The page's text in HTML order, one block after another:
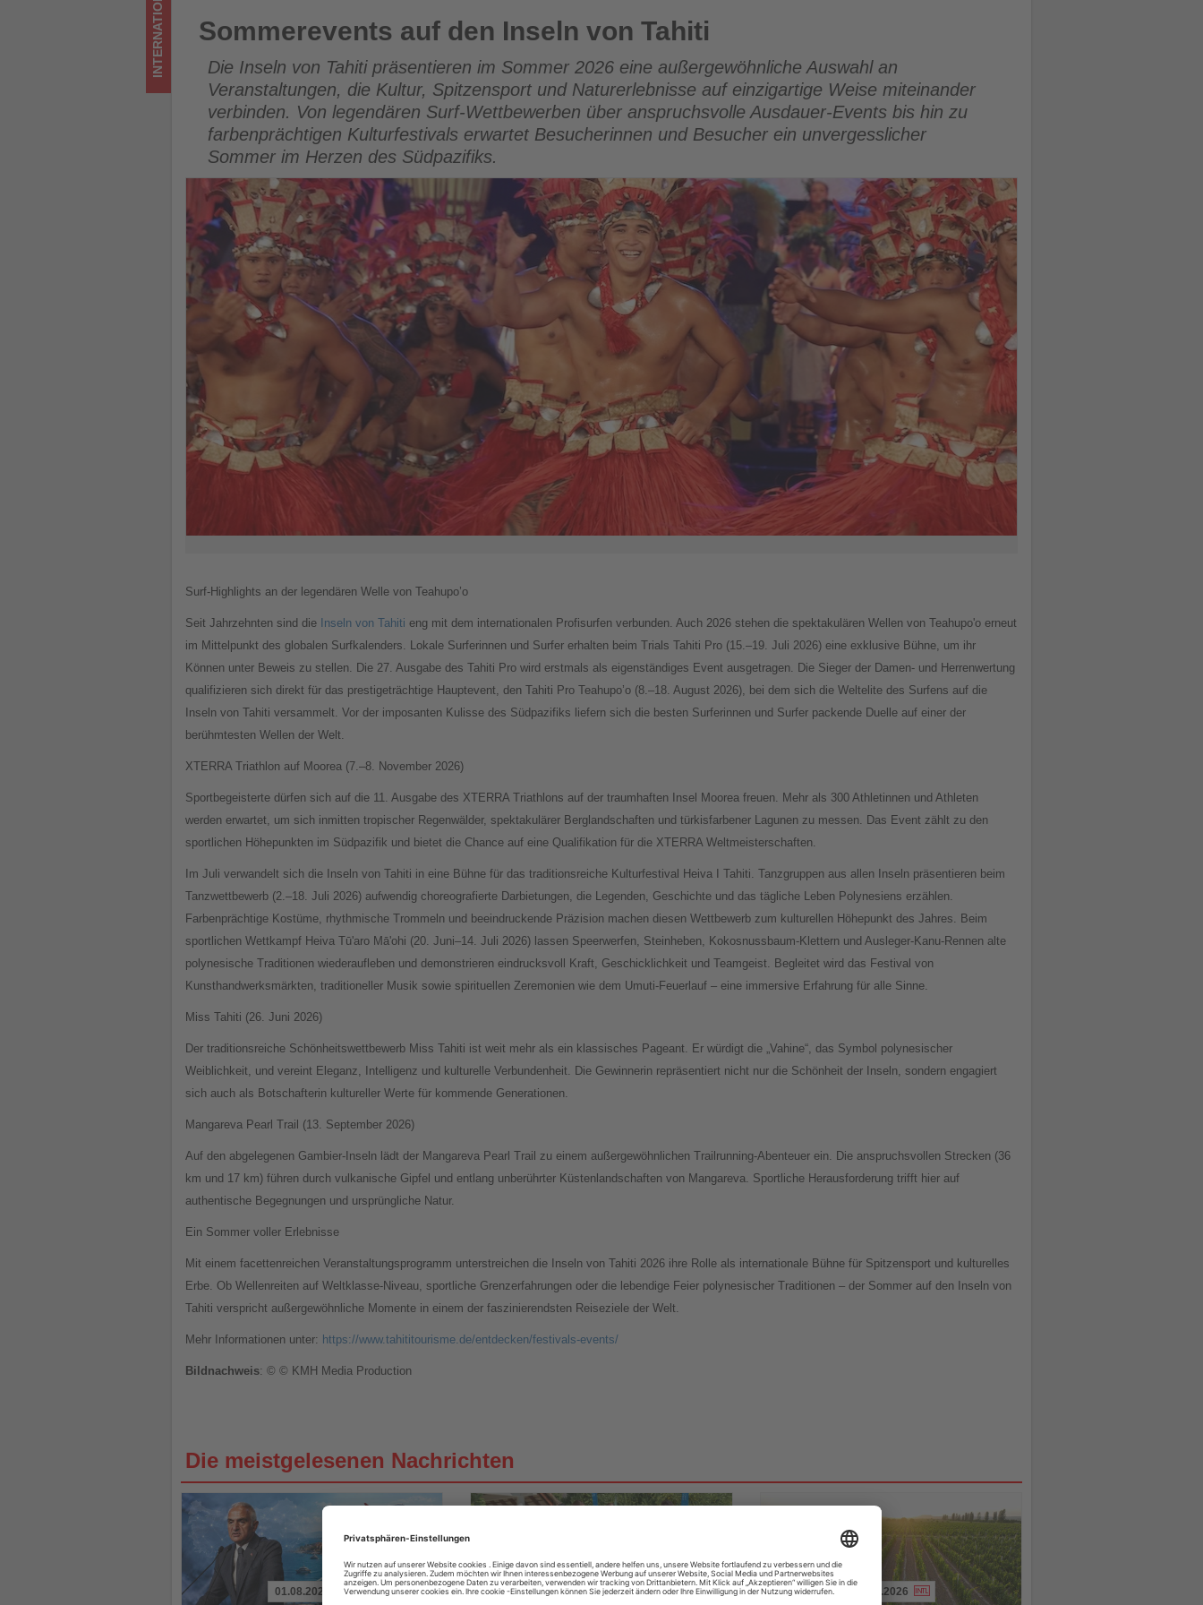
Sommerevents auf den Inseln von Tahiti
INTERNATIONAL Sommerevents auf den Inseln von Tahiti
Die Inseln von Tahiti präsentieren im Sommer 2026 eine außergewöhnliche Auswahl an
Veranstaltungen, die Kultur, Spitzensport und Naturerlebnisse auf einzigartige Weise miteinander
verbinden. Von legendären Surf-Wettbewerben über anspruchsvolle Ausdauer-Events bis hin zu
farbenprächtigen Kulturfestivals erwartet Besucherinnen und Besucher ein unvergesslicher
Sommer im Herzen des Südpazifiks.
Surf-Highlights an der legendären Welle von Teahupo’o
Seit Jahrzehnten sind die Inseln von Tahiti eng mit dem internationalen Profisurfen verbunden. Auch 2026 stehen die spektakulären Wellen von Teahupo'o erneut
im Mittelpunkt des globalen Surfkalenders. Lokale Surferinnen und Surfer erhalten beim Trials Tahiti Pro (15.–19. Juli 2026) eine exklusive Bühne, um ihr
Können unter Beweis zu stellen. Die 27. Ausgabe des Tahiti Pro wird erstmals als eigenständiges Event ausgetragen. Die Sieger der Damen- und Herrenwertung
qualifizieren sich direkt für das prestigeträchtige Hauptevent, den Tahiti Pro Teahupo’o (8.–18. August 2026), bei dem sich die Weltelite des Surfens auf die
Inseln von Tahiti versammelt. Vor der imposanten Kulisse des Südpazifiks liefern sich die besten Surferinnen und Surfer packende Duelle auf einer der
berühmtesten Wellen der Welt.
XTERRA Triathlon auf Moorea (7.–8. November 2026)
Sportbegeisterte dürfen sich auf die 11. Ausgabe des XTERRA Triathlons auf der traumhaften Insel Moorea freuen. Mehr als 300 Athletinnen und Athleten
werden erwartet, um sich inmitten tropischer Regenwälder, spektakulärer Berglandschaften und türkisfarbener Lagunen zu messen. Das Event zählt zu den
sportlichen Höhepunkten im Südpazifik und bietet die Chance auf eine Qualifikation für die XTERRA Weltmeisterschaften.
Im Juli verwandelt sich die Inseln von Tahiti in eine Bühne für das traditionsreiche Kulturfestival Heiva I Tahiti. Tanzgruppen aus allen Inseln präsentieren beim
Tanzwettbewerb (2.–18. Juli 2026) aufwendig choreografierte Darbietungen, die Legenden, Geschichte und das tägliche Leben Polynesiens erzählen.
Farbenprächtige Kostüme, rhythmische Trommeln und beeindruckende Präzision machen diesen Wettbewerb zum kulturellen Höhepunkt des Jahres. Beim
sportlichen Wettkampf Heiva Tū'aro Mā'ohi (20. Juni–14. Juli 2026) lassen Speerwerfen, Steinheben, Kokosnussbaum-Klettern und Ausleger-Kanu-Rennen alte
polynesische Traditionen wiederaufleben und demonstrieren eindrucksvoll Kraft, Geschicklichkeit und Teamgeist. Begleitet wird das Festival von
Kunsthandwerksmärkten, traditioneller Musik sowie spirituellen Zeremonien wie dem Umuti-Feuerlauf – eine immersive Erfahrung für alle Sinne.
Miss Tahiti (26. Juni 2026)
Der traditionsreiche Schönheitswettbewerb Miss Tahiti ist weit mehr als ein klassisches Pageant. Er würdigt die „Vahine“, das Symbol polynesischer
Weiblichkeit, und vereint Eleganz, Intelligenz und kulturelle Verbundenheit. Die Gewinnerin repräsentiert nicht nur die Schönheit der Inseln, sondern engagiert
sich auch als Botschafterin kultureller Werte für kommende Generationen.
Mangareva Pearl Trail (13. September 2026)
Auf den abgelegenen Gambier-Inseln lädt der Mangareva Pearl Trail zu einem außergewöhnlichen Trailrunning-Abenteuer ein. Die anspruchsvollen Strecken (36
km und 17 km) führen durch vulkanische Gipfel und entlang unberührter Küstenlandschaften von Mangareva. Sportliche Herausforderung trifft hier auf
authentische Begegnungen und ursprüngliche Natur.
Ein Sommer voller Erlebnisse
Mit einem facettenreichen Veranstaltungsprogramm unterstreichen die Inseln von Tahiti 2026 ihre Rolle als internationale Bühne für Spitzensport und kulturelles
Erbe. Ob Wellenreiten auf Weltklasse-Niveau, sportliche Grenzerfahrungen oder die lebendige Feier polynesischer Traditionen – der Sommer auf den Inseln von
Tahiti verspricht außergewöhnliche Momente in einem der faszinierendsten Reiseziele der Welt.
Mehr Informationen unter: https://www.tahititourisme.de/entdecken/festivals-events/
Bildnachweis: © © KMH Media Production
Die meistgelesenen Nachrichten
01.08.2026 01.08.2026 01.08.2026